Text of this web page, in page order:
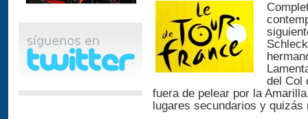
del Col
fuera de pelear por la
lugares secundarios y